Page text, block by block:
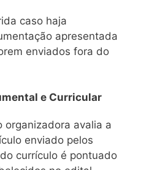
caso haja
apresentada
enviados fora do
e Curricular
organizadora avalia a
enviado pelos
currículo é pontuado